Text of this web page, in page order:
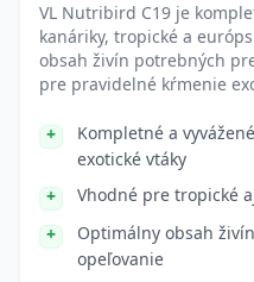
VL Nutribird C19 je
kanáriky, tropické a
obsah živín potrebných
pre pravidelné kŕmenie
Kompletné a
exotické vtáky
Vhodné pre tropické
Optimálny obsah
opeľovanie